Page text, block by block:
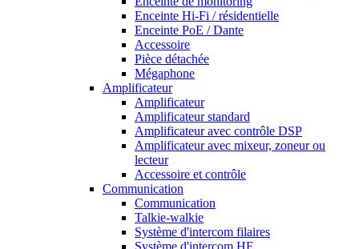
Enceinte Hi-Fi / résidentielle
Enceinte PoE / Dante
Accessoire
Pièce détachée
Mégaphone
Amplificateur
Amplificateur
Amplificateur standard
Amplificateur avec contrôle DSP
Amplificateur avec mixeur, zoneur ou
lecteur
Accessoire et contrôle
Communication
Communication
Talkie-walkie
Système d'intercom filaires
Système d'intercom HF